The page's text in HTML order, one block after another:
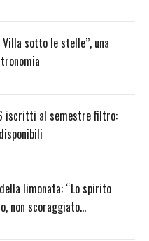
sotto le stelle”, una
iscritti al semestre filtro:
limonata: “Lo spirito
non scoraggiato…